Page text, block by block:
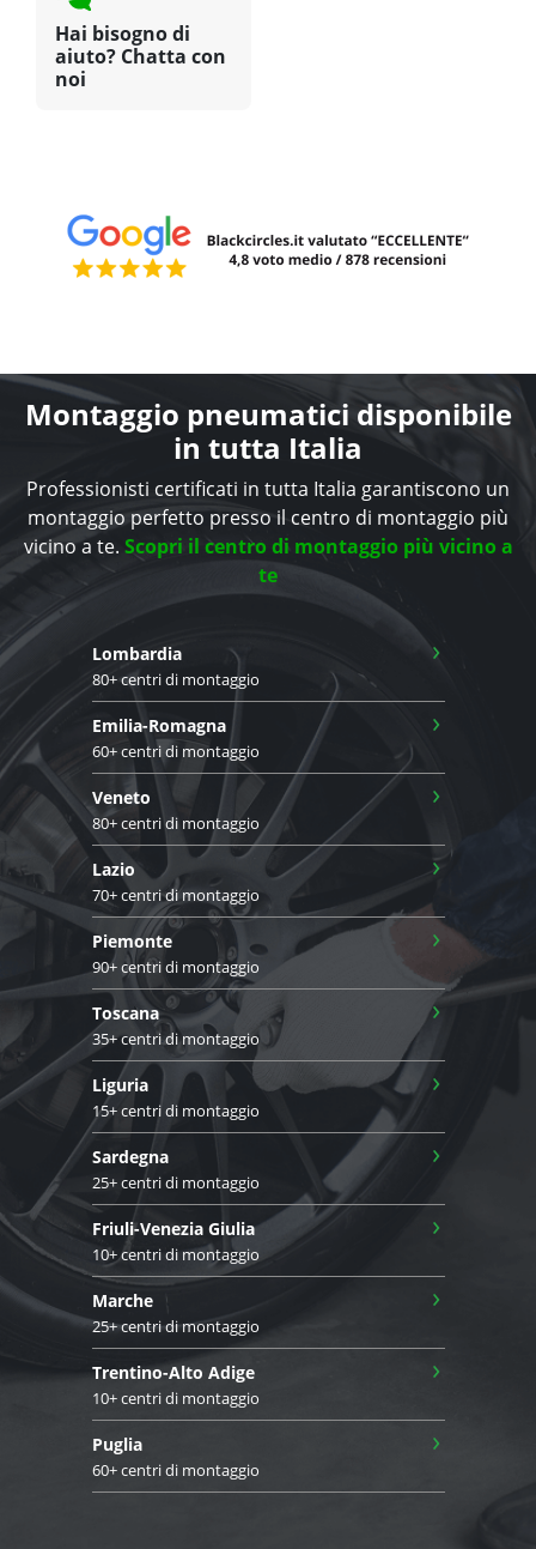
Hai bisogno di
aiuto? Chatta con
noi
Montaggio pneumatici disponibile
in tutta Italia
Professionisti certificati in tutta Italia garantiscono un
montaggio perfetto presso il centro di montaggio più
vicino a te. Scopri il centro di montaggio più vicino a
te
Lombardia
80+ centri di montaggio
›
Emilia-Romagna
60+ centri di montaggio
›
Veneto
80+ centri di montaggio
›
Lazio
70+ centri di montaggio
›
Piemonte
90+ centri di montaggio
›
Toscana
35+ centri di montaggio
›
Liguria
15+ centri di montaggio
›
Sardegna
25+ centri di montaggio
›
Friuli-Venezia Giulia
10+ centri di montaggio
›
Marche
25+ centri di montaggio
›
Trentino-Alto Adige
10+ centri di montaggio
›
Puglia
60+ centri di montaggio
›